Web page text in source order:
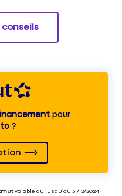
pour
?
valable du jusqu’au 31/12/2024